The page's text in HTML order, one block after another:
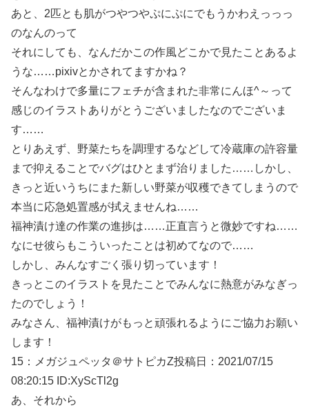
あと、2匹とも肌がつやつやぷにぷにでもうかわえっっっ
のなんのって
それにしても、なんだかこの作風どこかで見たことあるよ
うな……pixivとかされてますかね？
そんなわけで多量にフェチが含まれた非常にんほ^～って
感じのイラストありがとうございましたなのでございま
す……
とりあえず、野菜たちを調理するなどして冷蔵庫の許容量
まで抑えることでバグはひとまず治りました……しかし、
きっと近いうちにまた新しい野菜が収穫できてしまうので
本当に応急処置感が拭えませんね……
福神漬け達の作業の進捗は……正直言うと微妙ですね……
なにせ彼らもこういったことは初めてなので……
しかし、みんなすごく張り切っています！
きっとこのイラストを見たことでみんなに熱意がみなぎっ
たのでしょう！
みなさん、福神漬けがもっと頑張れるようにご協力お願い
します！
15：
メガジュペッタ＠サトピカZ投稿日：2021/07/15
08:20:15 ID:XyScTl2g
あ、それから